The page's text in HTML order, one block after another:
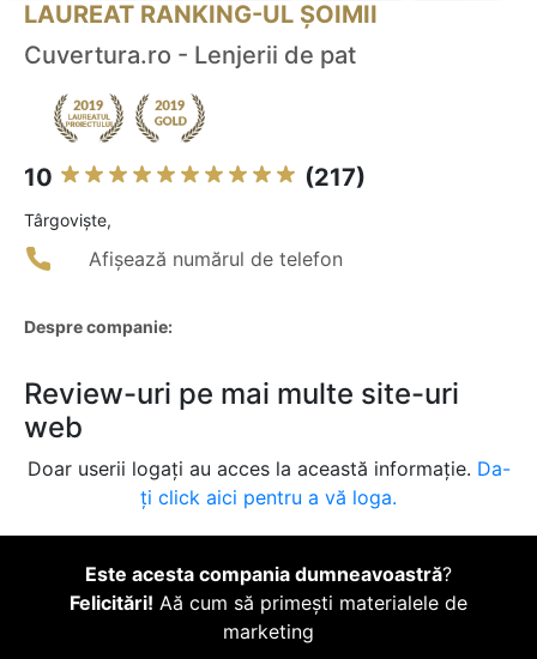
LAUREAT RANKING-UL ȘOIMII
Cuvertura.ro - Lenjerii de pat
10 (217)
Târgovişte,
Afișează numărul de telefon
Despre companie:
Review-uri pe mai multe site-uri
web
Doar userii logați au acces la această informație. Da-
ți click aici pentru a vă loga.
Este acesta compania dumneavoastră?
Felicitări! Aă cum să primești materialele de
marketing